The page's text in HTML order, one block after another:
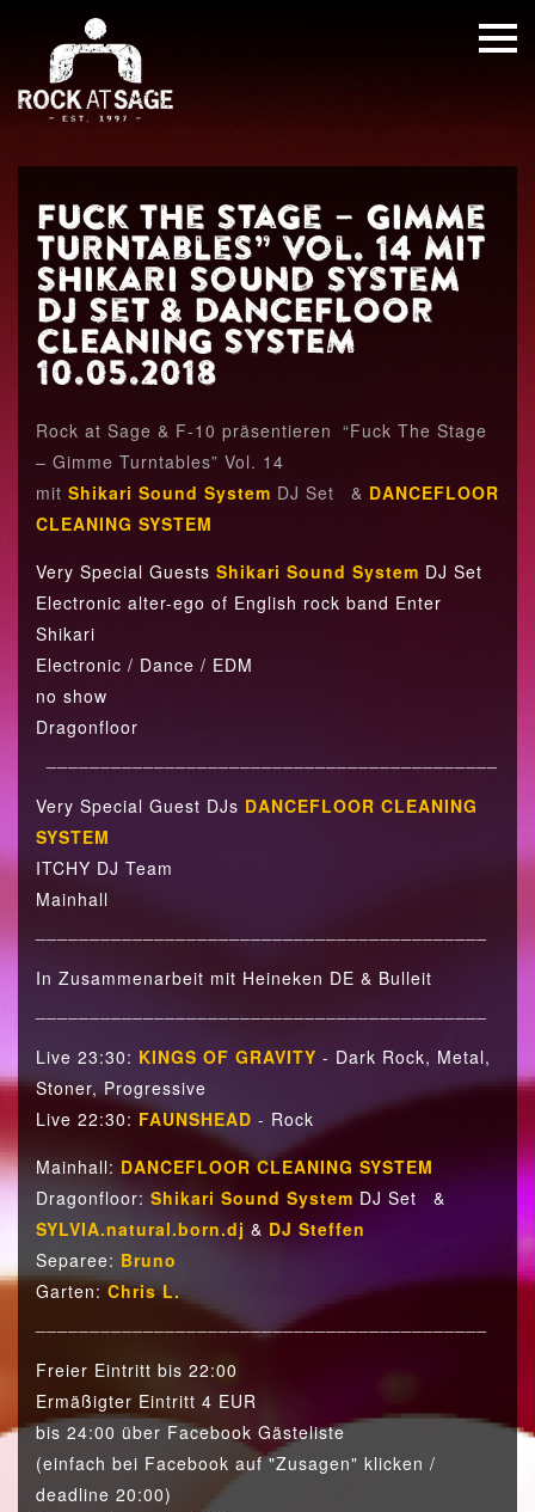
Fuck The Stage – Gimme
Turntables” Vol. 14 mit
Shikari Sound System
DJ Set & DANCEFLOOR
CLEANING SYSTEM
10.05.2018
Rock at Sage & F-10 präsentieren “Fuck The Stage
– Gimme Turntables” Vol. 14
mit Shikari Sound System DJ Set & DANCEFLOOR
CLEANING SYSTEM
Very Special Guests Shikari Sound System DJ Set
Electronic alter-ego of English rock band Enter
Shikari
Electronic / Dance / EDM
no show
Dragonfloor
Very Special Guest DJs DANCEFLOOR CLEANING
SYSTEM
ITCHY DJ Team
Mainhall
In Zusammenarbeit mit Heineken DE & Bulleit
Live 23:30: KINGS OF GRAVITY - Dark Rock, Metal,
Stoner, Progressive
Live 22:30: FAUNSHEAD - Rock
Mainhall: DANCEFLOOR CLEANING SYSTEM
Dragonfloor: Shikari Sound System DJ Set &
SYLVIA.natural.born.dj & DJ Steffen
Separee: Bruno
Garten: Chris L.
__________________________________________
Freier Eintritt bis 22:00
Ermäßigter Eintritt 4 EUR
bis 24:00 über Facebook Gästeliste
(einfach bei Facebook auf "Zusagen" klicken /
deadline 20:00)